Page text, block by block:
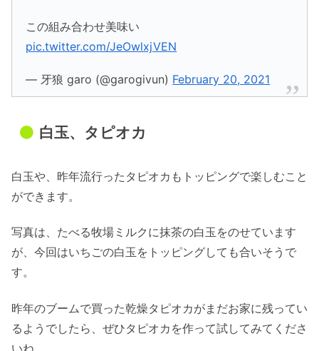
この組み合わせ美味い
pic.twitter.com/JeOwlxjVEN
— 牙狼 garo (@garogivun) February 20, 2021
白玉、タピオカ
白玉や、昨年流行ったタピオカもトッピングで楽しむこと
ができます。
写真は、たべる牧場ミルクに抹茶の白玉をのせています
が、今回はいちごの白玉をトッピングしても合いそうで
す。
昨年のブームで買った乾燥タピオカがまだお家に残ってい
るようでしたら、ぜひタピオカを作って試してみてくださ
いね。